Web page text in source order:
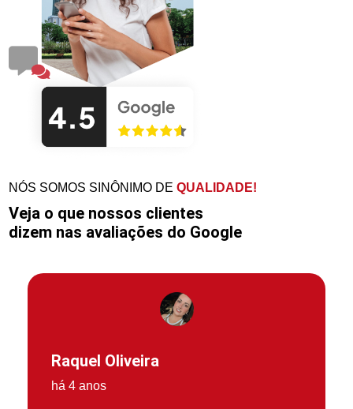
NÓS SOMOS SINÔNIMO DEQUALIDADE!
Veja o que nossos clientes
dizem nas avaliações do Google
Raquel Oliveira
há 4 anos